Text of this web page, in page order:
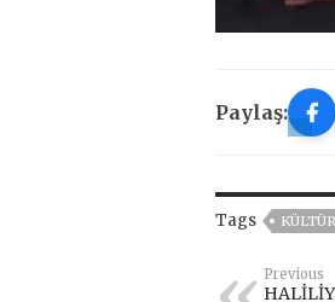
Paylaş:
Tags
Previous